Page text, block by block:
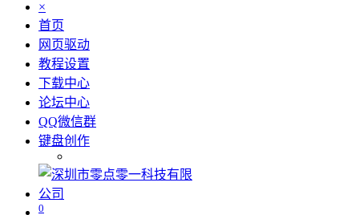
×
首页
网页驱动
教程设置
下载中心
论坛中心
QQ微信群
键盘创作
0